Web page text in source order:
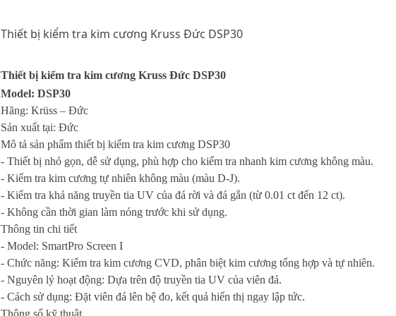
Thiết bị kiểm tra kim cương Kruss Đức DSP30
Thiết bị kiểm tra kim cương Kruss Đức DSP30
Model: DSP30
Hãng: Krüss – Đức
Sản xuất tại: Đức
Mô tả sản phẩm thiết bị kiểm tra kim cương DSP30
- Thiết bị nhỏ gọn, dễ sử dụng, phù hợp cho kiểm tra nhanh kim cương không màu.
- Kiểm tra kim cương tự nhiên không màu (màu D-J).
- Kiểm tra khả năng truyền tia UV của đá rời và đá gắn (từ 0.01 ct đến 12 ct).
- Không cần thời gian làm nóng trước khi sử dụng.
Thông tin chi tiết
- Model: SmartPro Screen I
- Chức năng: Kiểm tra kim cương CVD, phân biệt kim cương tổng hợp và tự nhiên.
- Nguyên lý hoạt động: Dựa trên độ truyền tia UV của viên đá.
- Cách sử dụng: Đặt viên đá lên bệ đo, kết quả hiển thị ngay lập tức.
Thông số kỹ thuật